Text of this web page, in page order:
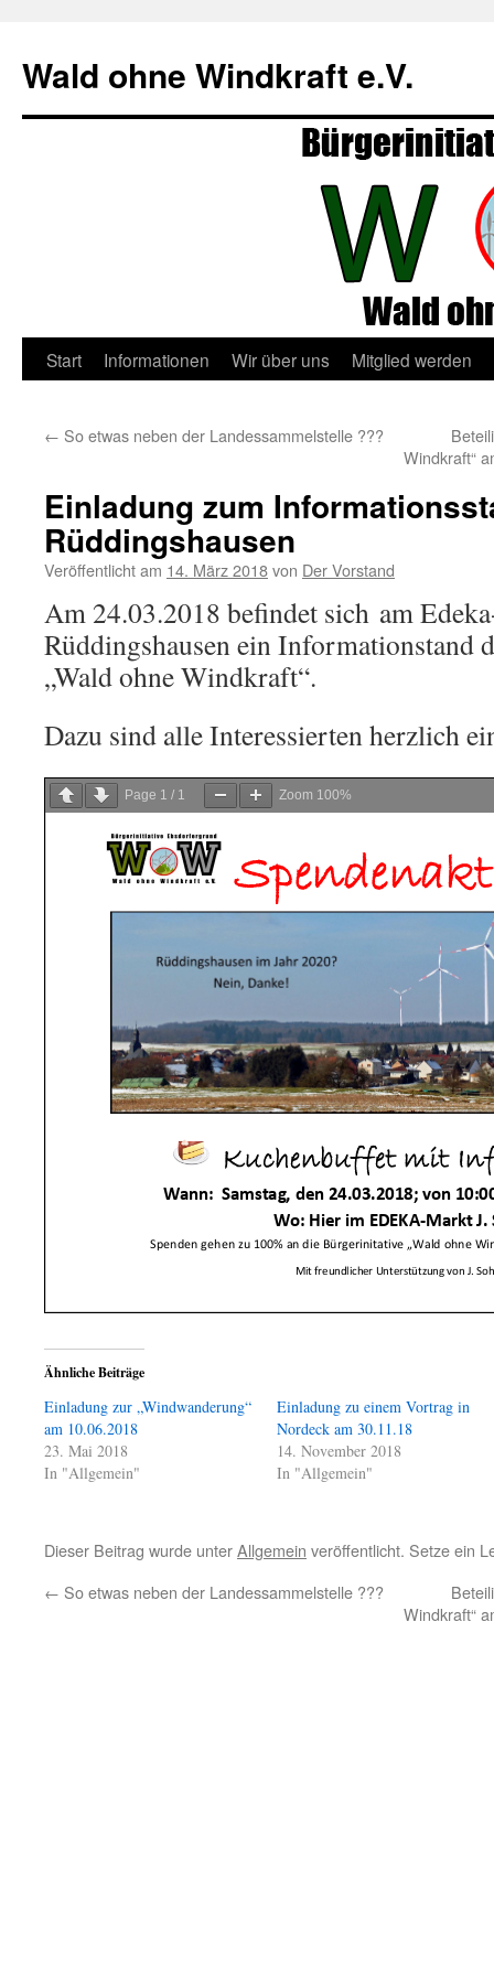
springen
Wald ohne Windkraft e.V.
Start Informationen Wir über uns Mitglied werden
← So etwas neben der Landessammelstelle ???
Windkraft“
Einladung zum
Rüddingshausen
Veröffentlicht am 14. März 2018von Der Vorstand
Am 24.03.2018 befindet sich am
Rüddingshausen ein Informationstand
„Wald ohne Windkraft“.
Dazu sind alle Interessierten herzlich
Page 1 / 1 Zoom 100%
Ähnliche Beiträge
Einladung zur „Windwanderung“
am 10.06.2018
23. Mai 2018
In "Allgemein"
Einladung zu einem Vortrag in
Nordeck am 30.11.18
14. November 2018
In "Allgemein"
Dieser Beitrag wurde unterAllgemein veröffentlicht. Setze ein
← So etwas neben der Landessammelstelle ???
Windkraft“